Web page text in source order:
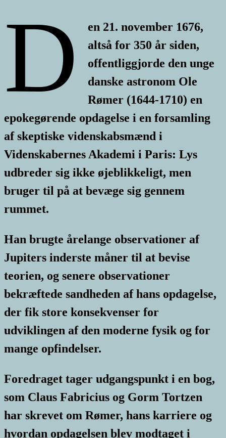
D
en 21. november 1676,
altså for 350 år siden,
offentliggjorde den unge
danske astronom Ole
Rømer (1644-1710) en
epokegørende opdagelse i en forsamling
af skeptiske videnskabsmænd i
Videnskabernes Akademi i Paris: Lys
udbreder sig ikke øjeblikkeligt, men
bruger til på at bevæge sig gennem
rummet.
Han brugte årelange observationer af
Jupiters inderste måner til at bevise
teorien, og senere observationer
bekræftede sandheden af hans opdagelse,
der fik store konsekvenser for
udviklingen af den moderne fysik og for
mange opfindelser.
Foredraget tager udgangspunkt i en bog,
som Claus Fabricius og Gorm Tortzen
har skrevet om Rømer, hans karriere og
hvordan opdagelsen blev modtaget i